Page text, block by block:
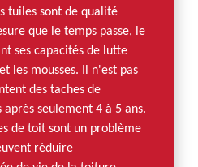
tuiles sont de qualité
que le temps passe, le
ses capacités de lutte
les mousses. Il n'est pas
des taches de
seulement 4 à 5 ans.
de toit sont un problème
réduire